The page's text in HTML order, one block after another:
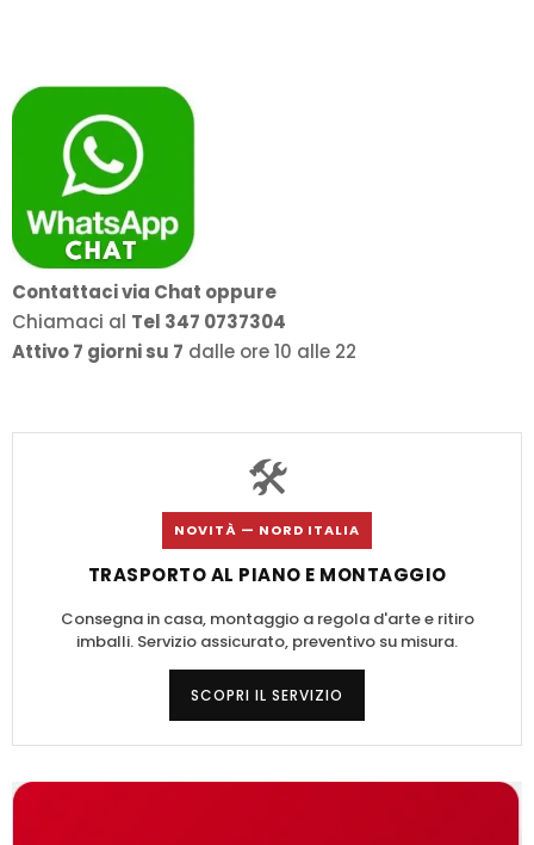
Contattaci via Chat oppure
Chiamaci al Tel 347 0737304
Attivo 7 giorni su 7 dalle ore 10 alle 22
🛠️
NOVITÀ — NORD ITALIA
TRASPORTO AL PIANO E MONTAGGIO
Consegna in casa, montaggio a regola d'arte e ritiro
imballi. Servizio assicurato, preventivo su misura.
SCOPRI IL SERVIZIO